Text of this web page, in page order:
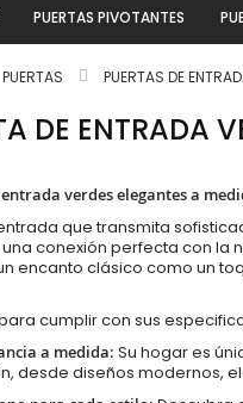
PUERTAS PIVOTANTES
PUERTAS PUERTAS DE
DE ENTRADA
verdes elegantes a
que transmita
conexión perfecta con la
encanto clásico como un
cumplir con sus
a medida: Su hogar es
desde diseños modernos,